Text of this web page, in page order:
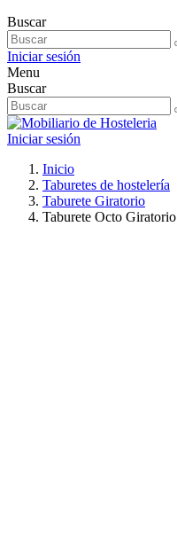
Buscar
Iniciar sesión
Menu
Buscar
Iniciar sesión
Inicio
Taburetes de hostelería
Taburete Giratorio
Taburete Octo Giratorio